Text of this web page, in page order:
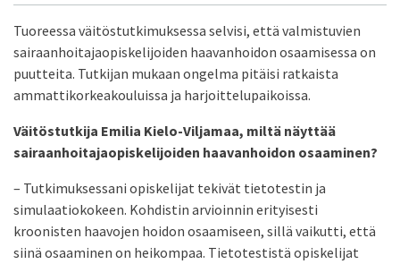
Tuoreessa väitöstutkimuksessa selvisi, että valmistuvien
sairaanhoitajaopiskelijoiden haavanhoidon osaamisessa on
puutteita. Tutkijan mukaan ongelma pitäisi ratkaista
ammattikorkeakouluissa ja harjoittelupaikoissa.
Väitöstutkija Emilia Kielo-Viljamaa, miltä näyttää
sairaanhoitajaopiskelijoiden haavanhoidon osaaminen?
– Tutkimuksessani opiskelijat tekivät tietotestin ja
simulaatiokokeen. Kohdistin arvioinnin erityisesti
kroonisten haavojen hoidon osaamiseen, sillä vaikutti, että
siinä osaaminen on heikompaa. Tietotestistä opiskelijat